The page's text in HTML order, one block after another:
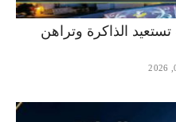
الذاكرة وتراهن